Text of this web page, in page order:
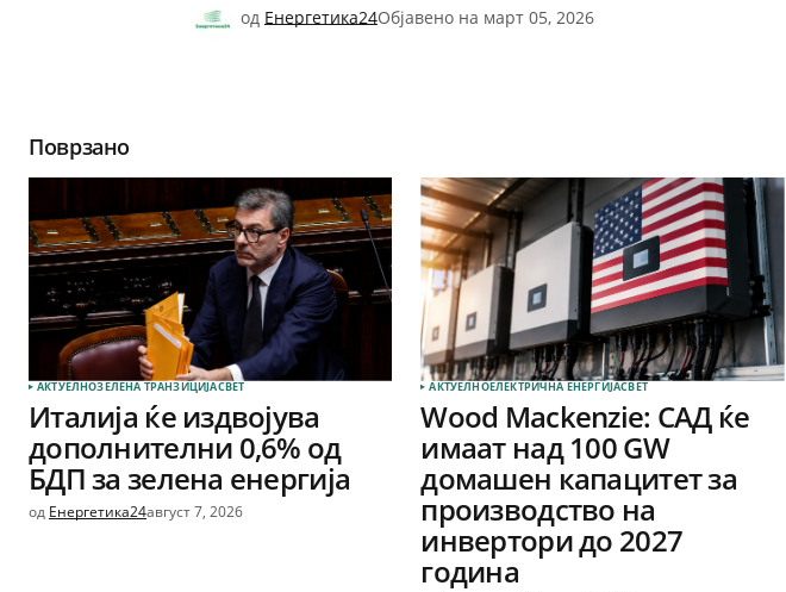
од Енергетика24Објавено на март 05, 2026
Поврзано
АКТУЕЛНОЗЕЛЕНА ТРАНЗИЦИЈАСВЕТ
Италија ќе издвојува
дополнителни 0,6% од
БДП за зелена енергија
од Енергетика24август 7, 2026
АКТУЕЛНОЕЛЕКТРИЧНА ЕНЕРГИЈАСВЕТ
Wood Mackenzie: САД ќе
имаат над 100 GW
домашен капацитет за
производство на
инвертори до 2027
година